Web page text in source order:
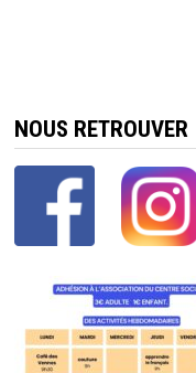
NOUS RETROUVER